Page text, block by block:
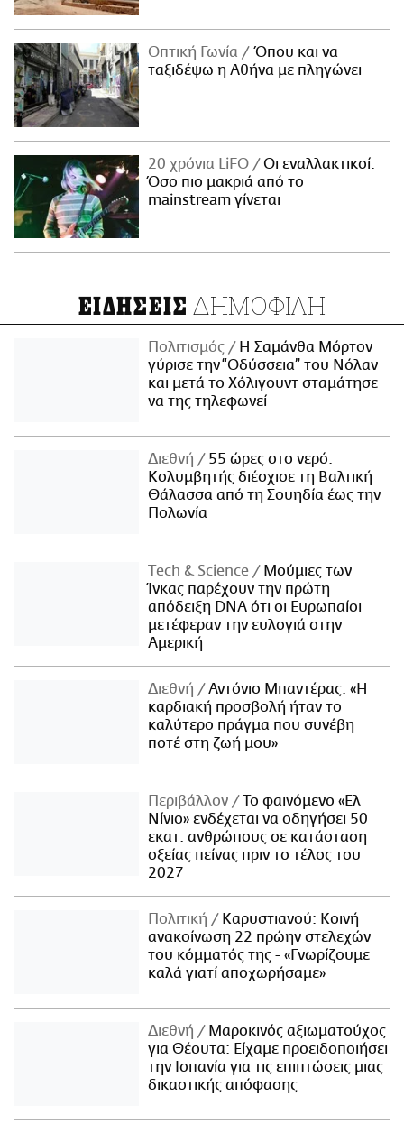
Οπτική Γωνία
Όπου και να
ταξιδέψω η Αθήνα με πληγώνει
20 χρόνια LiFO
Οι εναλλακτικοί:
Όσο πιο μακριά από το
mainstream γίνεται
ΕΙΔΗΣΕΙΣ ΔΗΜΟΦΙΛΗ
Πολιτισμός
Η Σαμάνθα Μόρτον
γύρισε την “Οδύσσεια” του Νόλαν
και μετά το Χόλιγουντ σταμάτησε
να της τηλεφωνεί
Διεθνή
55 ώρες στο νερό:
Κολυμβητής διέσχισε τη Βαλτική
Θάλασσα από τη Σουηδία έως την
Πολωνία
Τech & Science
Μούμιες των
Ίνκας παρέχουν την πρώτη
απόδειξη DNA ότι οι Ευρωπαίοι
μετέφεραν την ευλογιά στην
Αμερική
Διεθνή
Αντόνιο Μπαντέρας: «Η
καρδιακή προσβολή ήταν το
καλύτερο πράγμα που συνέβη
ποτέ στη ζωή μου»
Περιβάλλον
Το φαινόμενο «Ελ
Νίνιο» ενδέχεται να οδηγήσει 50
εκατ. ανθρώπους σε κατάσταση
οξείας πείνας πριν το τέλος του
2027
Πολιτική
Καρυστιανού: Κοινή
ανακοίνωση 22 πρώην στελεχών
του κόμματός της - «Γνωρίζουμε
καλά γιατί αποχωρήσαμε»
Διεθνή
Μαροκινός αξιωματούχος
για Θέουτα: Είχαμε προειδοποιήσει
την Ισπανία για τις επιπτώσεις μιας
δικαστικής απόφασης